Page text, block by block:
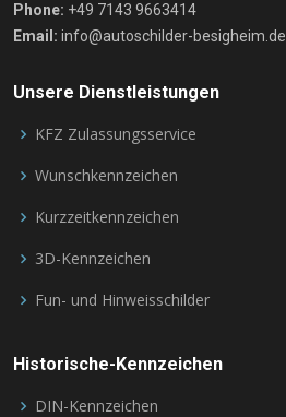
Phone: +49 7143 9663414
Email: info@autoschilder-besigheim.de
Unsere Dienstleistungen
KFZ Zulassungsservice
Wunschkennzeichen
Kurzzeitkennzeichen
3D-Kennzeichen
Fun- und Hinweisschilder
Historische-Kennzeichen
DIN-Kennzeichen